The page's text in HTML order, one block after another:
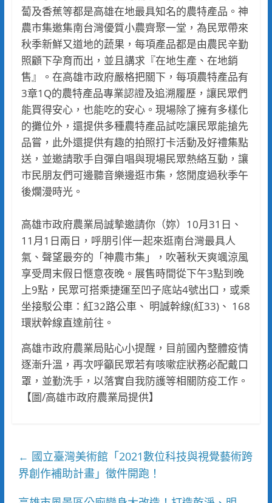
蔔及香蕉等都是高雄在地最具知名的農特產品。神
農市集邀集南台灣優質小農齊聚一堂，為民眾帶來
秋季新鮮又道地的蔬果，每項產品都是由農民辛勤
照顧下孕育而出，並且講求『在地生產、在地銷
售』。在高雄市政府嚴格把關下，每項農特產品有
3章1Q的農特產品專業認證及追溯履歷，讓民眾們
能買得安心，也能吃的安心。現場除了擁有多樣化
的攤位外，還提供多種農特產品試吃讓民眾能搶先
品嘗，此外還提供有趣的拍照打卡活動及好禮集點
送，並邀請歌手自彈自唱與現場民眾熱絡互動，讓
市民朋友們可邊聽音樂邊逛市集，悠閒度過秋季午
後爛漫時光。
高雄市政府農業局誠摯邀請你（妳）10月31日、
11月1日兩日，呼朋引伴一起來逛南台灣最具人
氣、聲望最夯的「神農市集」，吹著秋天爽颯涼風
享受周末假日愜意夜晚。展售時間從下午3點到晚
上9點，民眾可搭乘捷運至凹子底站4號出口，或乘
坐接駁公車：紅32路公車、 明誠幹線(紅33)、 168
環狀幹線直達前往。
高雄市政府農業局貼心小提醒，目前國內整體疫情
逐漸升溫，再次呼籲民眾若有咳嗽症狀務必配戴口
罩，並勤洗手，以落實自我防護等相關防疫工作。
【圖/高雄市政府農業局提供】
← 國立臺灣美術館「2021數位科技與視覺藝術跨
界創作補助計畫」徵件開跑！